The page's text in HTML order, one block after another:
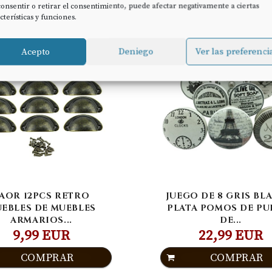
o retirar el consentimiento, puede afectar negativamente a ciertas
y funciones.
Acepto Deniego Ver las
12PCS RETRO
DE MUEBLES
ARMARIOS...
9,99 EUR
COMPRAR
JUEGO DE 8 GRIS
PLATA POMOS DE
DE...
22,99 EUR
COMPRAR